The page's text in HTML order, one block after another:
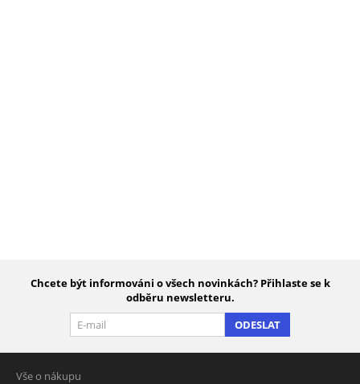
Chcete být informováni o všech novinkách? Přihlaste se k
odběru newsletteru.
ODESLAT
Vše o nákupu